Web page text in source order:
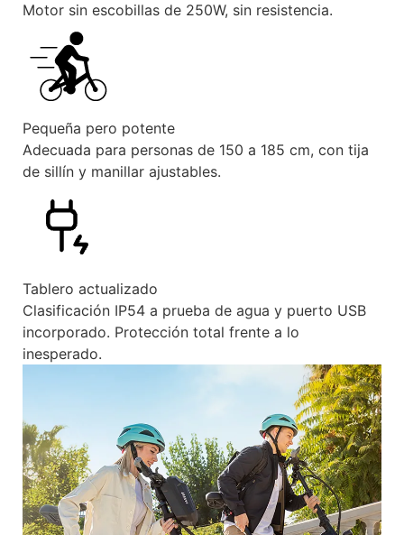
Motor sin escobillas de 250W, sin resistencia.
Pequeña pero potente
Adecuada para personas de 150 a 185 cm, con tija
de sillín y manillar ajustables.
Tablero actualizado
Clasificación IP54 a prueba de agua y puerto USB
incorporado. Protección total frente a lo
inesperado.